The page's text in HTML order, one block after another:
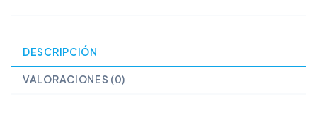
DESCRIPCIÓN
VALORACIONES (0)